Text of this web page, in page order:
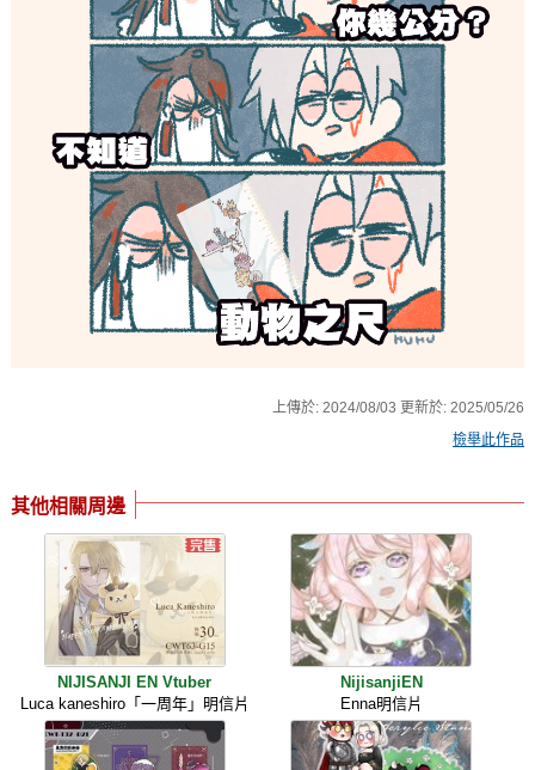
上傳於: 2024/08/03 更新於: 2025/05/26
檢舉此作品
其他相關周邊
NIJISANJI EN Vtuber
Luca kaneshiro「一周年」明信片
NijisanjiEN
Enna明信片